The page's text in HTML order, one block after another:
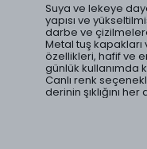
Suya ve lekeye
yapısı ve
darbe ve
Metal tuş
özellikleri, hafif ve
günlük kullanımda
Canlı renk
derinin şıklığını